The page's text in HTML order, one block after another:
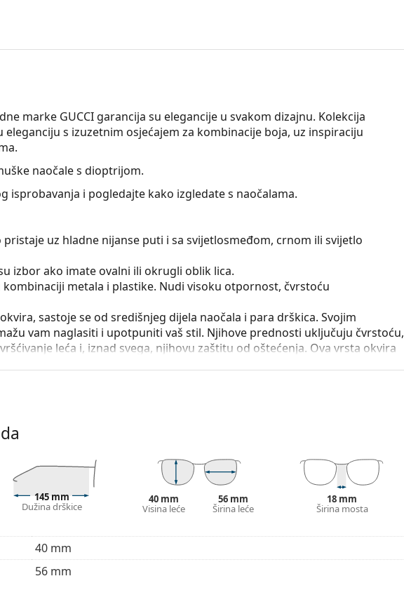
marke GUCCI garancija su elegancije u svakom dizajnu. Kolekcija
eleganciju s izuzetnim osjećajem za kombinacije boja, uz inspiraciju
naočale s dioptrijom.
isprobavanja i pogledajte kako izgledate s naočalama.
pristaje uz hladne nijanse puti i sa svijetlosmeđom, crnom ili svijetlo
izbor ako imate ovalni ili okrugli oblik lica.
kombinaciji metala i plastike. Nudi visoku otpornost, čvrstoću
sastoje se od središnjeg dijela naočala i para drškica. Svojim
vam naglasiti i upotpuniti vaš stil. Njihove prednosti uključuju čvrstoću,
leća i, iznad svega, njihovu zaštitu od oštećenja. Ova vrsta okvira
lagano podešavanje položaja i sjedenja naočala. Nosni jastučići se
tako osiguravaju veći komfor pri nošenju. Podešavanje nosnih jastučića
futrolom. Boja futrole i njena izvedba mogu se razlikovati.
idealna je za čišćenje i njegu naočala. Neki modeli umjesto krpe mogu
naočalakako biste pronašli više stilova ili provjerite našvodič za
uporabe pročitajte upute za uporabu.
145 mm
Dužina drškice
40 mm
Visina leće
56 mm
Širina leće
18 mm
Širina mosta
40 mm
56 mm